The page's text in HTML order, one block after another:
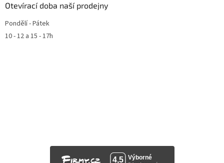
Otevírací doba naší prodejny
Pondělí - Pátek
10 - 12 a 15 - 17h